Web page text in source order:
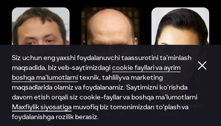
Vitaliy Shlyappo
Produser
Sergey Burunov
Dublyaj aktyori
Tina Kandelaki
Siz uchun eng yaxshi foydalanuvchi taassurotini ta’minlash
maqsadida, biz veb-saytimizdagicookie fayllari va ayrim
boshqa ma’lumotlarnitexnik, tahliliy va marketing
maqsadlarida olamiz va foydalanamiz. Saytimizni ko‘rishda
davom etish orqali siz cookie-fayllar va boshqa ma’lumotlarni
Maxfiylik siyosatiga muvofiq biz tomonimizdan to‘plash va
foydalanishga rozilik berasiz.